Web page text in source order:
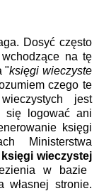
Dosyć często
na tę
"księgi wieczyste
czego te
jest
się logować ani
księgi
Ministerstwa
wieczystej
w bazie
stronie.